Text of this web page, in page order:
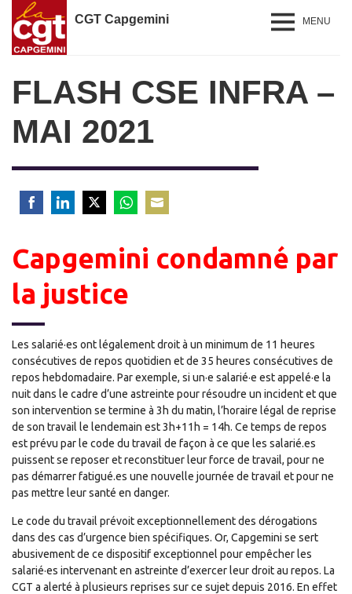
CGT Capgemini MENU
FLASH CSE INFRA –
MAI 2021
FacebookLinkedInTwitterWhatsApp
Email
Capgemini condamné par
la justice
Les salarié·es ont légalement droit à un minimum de 11 heures
consécutives de repos quotidien et de 35 heures consécutives de
repos hebdomadaire. Par exemple, si un·e salarié·e est appelé·e la
nuit dans le cadre d’une astreinte pour résoudre un incident et que
son intervention se termine à 3h du matin, l’horaire légal de reprise
de son travail le lendemain est 3h+11h = 14h. Ce temps de repos
est prévu par le code du travail de façon à ce que les salarié.es
puissent se reposer et reconstituer leur force de travail, pour ne
pas démarrer fatigué.es une nouvelle journée de travail et pour ne
pas mettre leur santé en danger.
Le code du travail prévoit exceptionnellement des dérogations
dans des cas d’urgence bien spécifiques. Or, Capgemini se sert
abusivement de ce dispositif exceptionnel pour empêcher les
salarié·es intervenant en astreinte d’exercer leur droit au repos. La
CGT a alerté à plusieurs reprises sur ce sujet depuis 2016. En effet